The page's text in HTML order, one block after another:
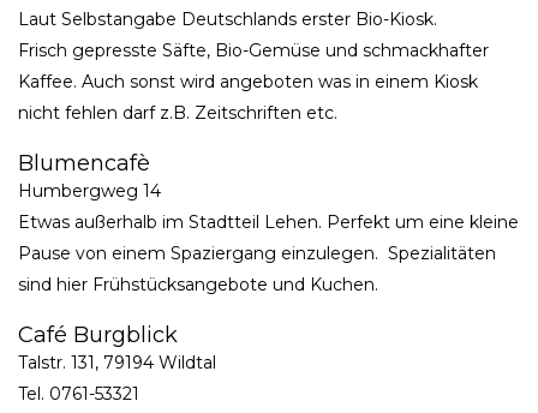
Laut Selbstangabe Deutschlands erster Bio-Kiosk.
Frisch gepresste Säfte, Bio-Gemüse und schmackhafter
Kaffee. Auch sonst wird angeboten was in einem Kiosk
nicht fehlen darf z.B. Zeitschriften etc.
Blumencafè
Humbergweg 14
Etwas außerhalb im Stadtteil Lehen. Perfekt um eine kleine
Pause von einem Spaziergang einzulegen. Spezialitäten
sind hier Frühstücksangebote und Kuchen.
Café Burgblick
Talstr. 131, 79194 Wildtal
Tel. 0761-53321